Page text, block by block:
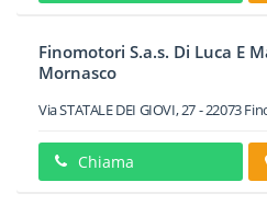
Finomotori S.a.s. Di Luca E
Mornasco
Via STATALE DEI GIOVI, 27-22073
Chiama